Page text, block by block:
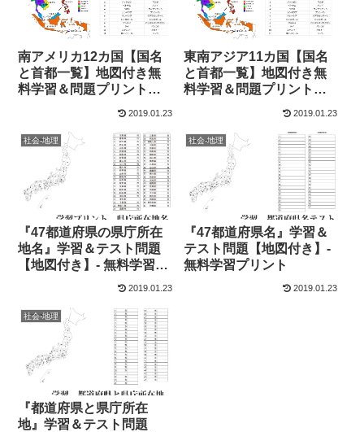
南アメリカ12カ国【国名
と首都一覧】地図付き無
料学習＆問題プリント｜
2019.01.23
東南アジア11カ国【国名
と首都一覧】地図付き無
料学習＆問題プリント｜
2019.01.23
社会-地理
『47都道府県の県庁所在
地名』学習＆テスト問題
【地図付き】- 無料学習プ
2019.01.23
社会-地理
『47都道府県名』学習＆
テスト問題【地図付き】-
無料学習プリント
2019.01.23
社会-地理
『都道府県と県庁所在
地』学習＆テスト問題